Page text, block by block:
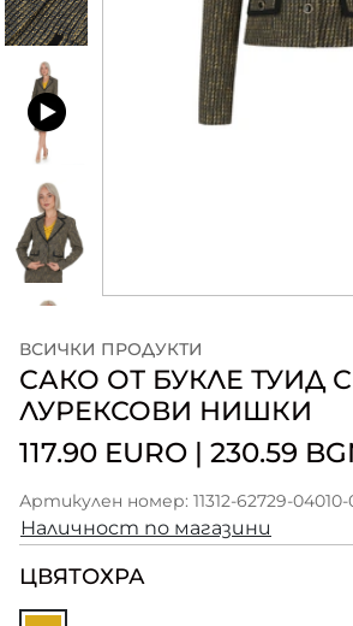
ВСИЧКИ ПРОДУКТИ
САКО ОТ БУКЛЕ ТУИД С
ЛУРЕКСОВИ НИШКИ
117.90 EURO | 230.59
Артикулен номер: 11312-62729-04010-
Наличност по магазини
ЦВЯТОХРА